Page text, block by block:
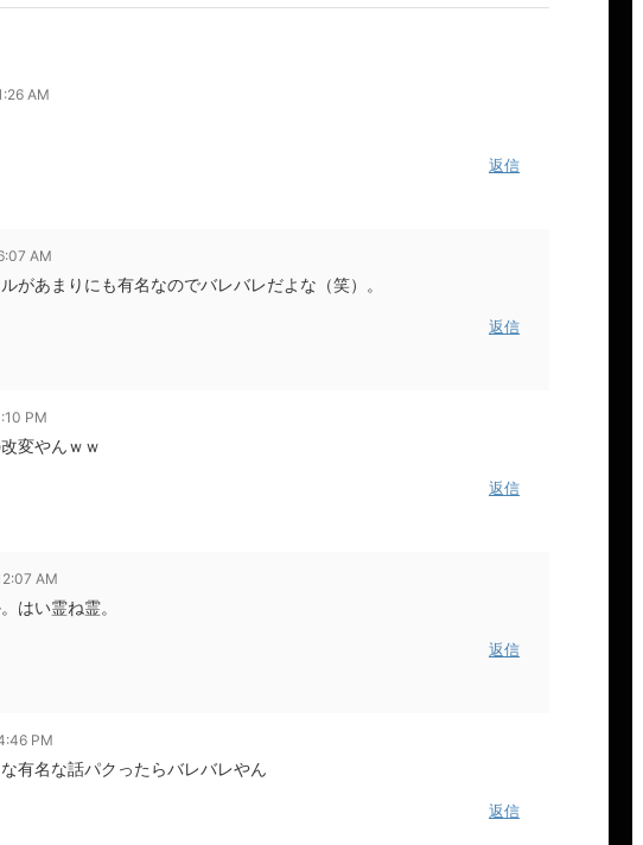
AM
返信
AM
があまりにも有名なのでバレバレだよな（笑）。
返信
PM
変やんｗｗ
返信
AM
はい霊ね霊。
返信
PM
有名な話パクったらバレバレやん
返信